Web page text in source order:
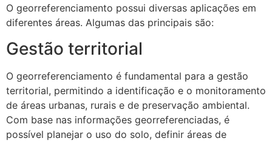
O georreferenciamento possui diversas aplicações em
diferentes áreas. Algumas das principais são:
Gestão territorial
O georreferenciamento é fundamental para a gestão
territorial, permitindo a identificação e o monitoramento
de áreas urbanas, rurais e de preservação ambiental.
Com base nas informações georreferenciadas, é
possível planejar o uso do solo, definir áreas de